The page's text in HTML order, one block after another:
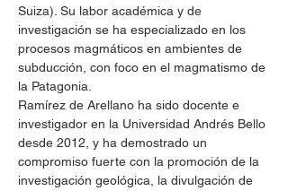
Suiza). Su labor académica y de
investigación se ha especializado en los
procesos magmáticos en ambientes de
subducción, con foco en el magmatismo de
la Patagonia.​
Ramírez de Arellano ha sido docente e
investigador en la Universidad Andrés Bello
desde 2012, y ha demostrado un
compromiso fuerte con la promoción de la
investigación geológica, la divulgación de